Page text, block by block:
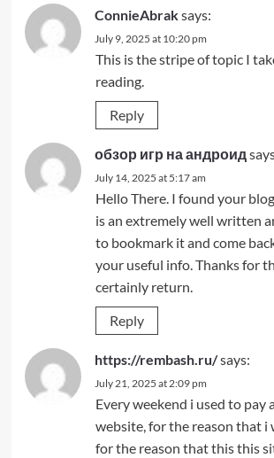
ConnieAbraksays:
July 9, 2025 at 10:20 pm
This is the stripe of topic I
reading.
Reply
обзор игр на андроид
July 14, 2025 at 5:17 am
Hello There. I found your
is an extremely well written
to bookmark it and come
your useful info. Thanks for
certainly return.
Reply
https://rembash.ru/says:
July 21, 2025 at 2:09 pm
Every weekend i used to pay
website, for the reason that i
for the reason that this this